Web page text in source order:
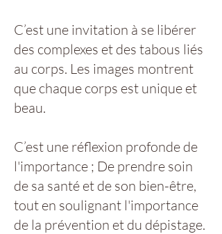
C’est une invitation à se libérer
des complexes et des tabous liés
au corps. Les images montrent
que chaque corps est unique et
beau.
C’est une réflexion profonde de
l'importance ; De prendre soin
de sa santé et de son bien-être,
tout en soulignant l'importance
de la prévention et du dépistage.